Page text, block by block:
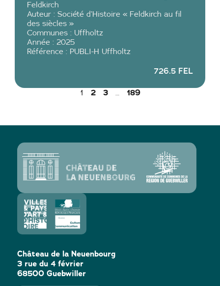
Feldkirch
Auteur : Société d’Histoire « Feldkirch au fil
des siècles »
Communes : Uffholtz
Année : 2025
Référence : PUBLI-H Uffholtz
726.5 FEL
1 2 3 189
Château de la Neuenbourg
3 rue du 4 février
68500 Guebwiller